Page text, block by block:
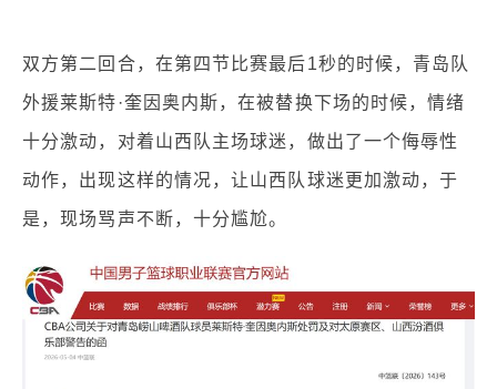
双方第二回合，在第四节比赛最后1秒的时候，青岛队
外援莱斯特·奎因奥内斯，在被替换下场的时候，情绪
十分激动，对着山西队主场球迷，做出了一个侮辱性
动作，出现这样的情况，让山西队球迷更加激动，于
是，现场骂声不断，十分尴尬。